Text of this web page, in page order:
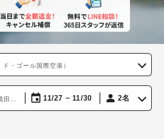
ド・ゴール国際空港）
（TYO - 羽田空港/成田国際空港） 11/27 ~ 11/30 2名